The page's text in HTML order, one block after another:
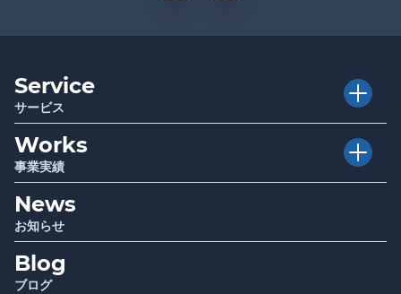
Service
サービス
Executive Club
Club TRAPE クラブトラピ
Sociwell
Infrastructure
Works
事業実績
Project
Seminar 講演 / セミナー
Report
News
お知らせ
Blog
ブログ